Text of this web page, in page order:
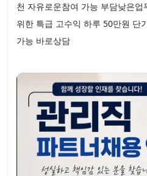
천 자유로운참여 가능 부담낮은
위한 특급 고수익 하루 50만원 단
가능 바로상담